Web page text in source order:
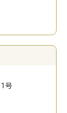
号